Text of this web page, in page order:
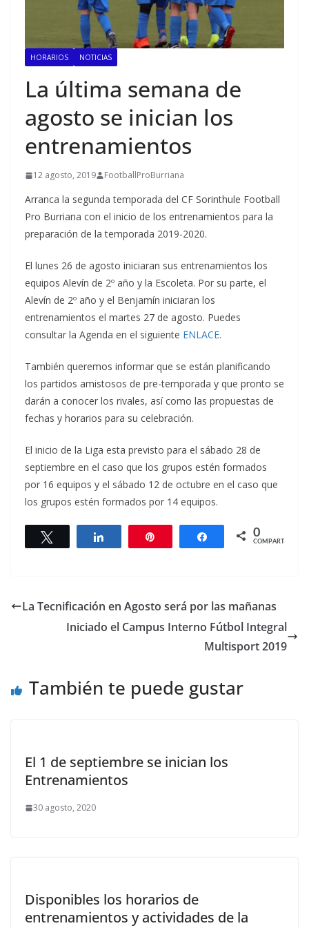
HORARIOS NOTICIAS
La última semana de
agosto se inician los
entrenamientos
12 agosto, 2019 FootballProBurriana
Arranca la segunda temporada del CF Sorinthule Football
Pro Burriana con el inicio de los entrenamientos para la
preparación de la temporada 2019-2020.
El lunes 26 de agosto iniciaran sus entrenamientos los
equipos Alevín de 2º año y la Escoleta. Por su parte, el
Alevín de 2º año y el Benjamín iniciaran los
entrenamientos el martes 27 de agosto. Puedes
consultar la Agenda en el siguiente ENLACE.
También queremos informar que se están planificando
los partidos amistosos de pre-temporada y que pronto se
darán a conocer los rivales, así como las propuestas de
fechas y horarios para su celebración.
El inicio de la Liga esta previsto para el sábado 28 de
septiembre en el caso que los grupos estén formados
por 16 equipos y el sábado 12 de octubre en el caso que
los grupos estén formados por 14 equipos.
Twittear Compartir Compartir
0
COMPARTIR
La Tecnificación en Agosto será por las mañanas
Iniciado el Campus Interno Fútbol Integral
Multisport 2019
También te puede gustar
El 1 de septiembre se inician los
Entrenamientos
30 agosto, 2020
Disponibles los horarios de
entrenamientos y actividades de la